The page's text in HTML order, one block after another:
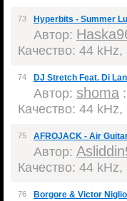
73 Hyperbits - Summer
Автор:
Качество: 44
74 DJ Stretch Feat. Di
Автор: shoma
Качество: 44
75 AFROJACK - Air
Автор:
Качество: 44
76 Borgore & Victor